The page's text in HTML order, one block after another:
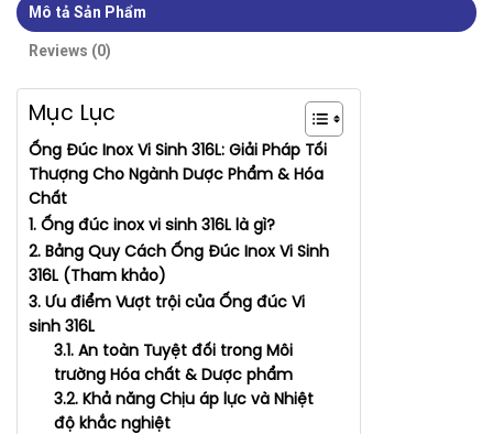
Mô tả Sản Phẩm
Reviews (0)
Mục Lục
Ống Đúc Inox Vi Sinh 316L: Giải Pháp Tối
Thượng Cho Ngành Dược Phẩm & Hóa
Chất
1. Ống đúc inox vi sinh 316L là gì?
2. Bảng Quy Cách Ống Đúc Inox Vi Sinh
316L (Tham khảo)
3. Ưu điểm Vượt trội của Ống đúc Vi
sinh 316L
3.1. An toàn Tuyệt đối trong Môi
trường Hóa chất & Dược phẩm
3.2. Khả năng Chịu áp lực và Nhiệt
độ khắc nghiệt